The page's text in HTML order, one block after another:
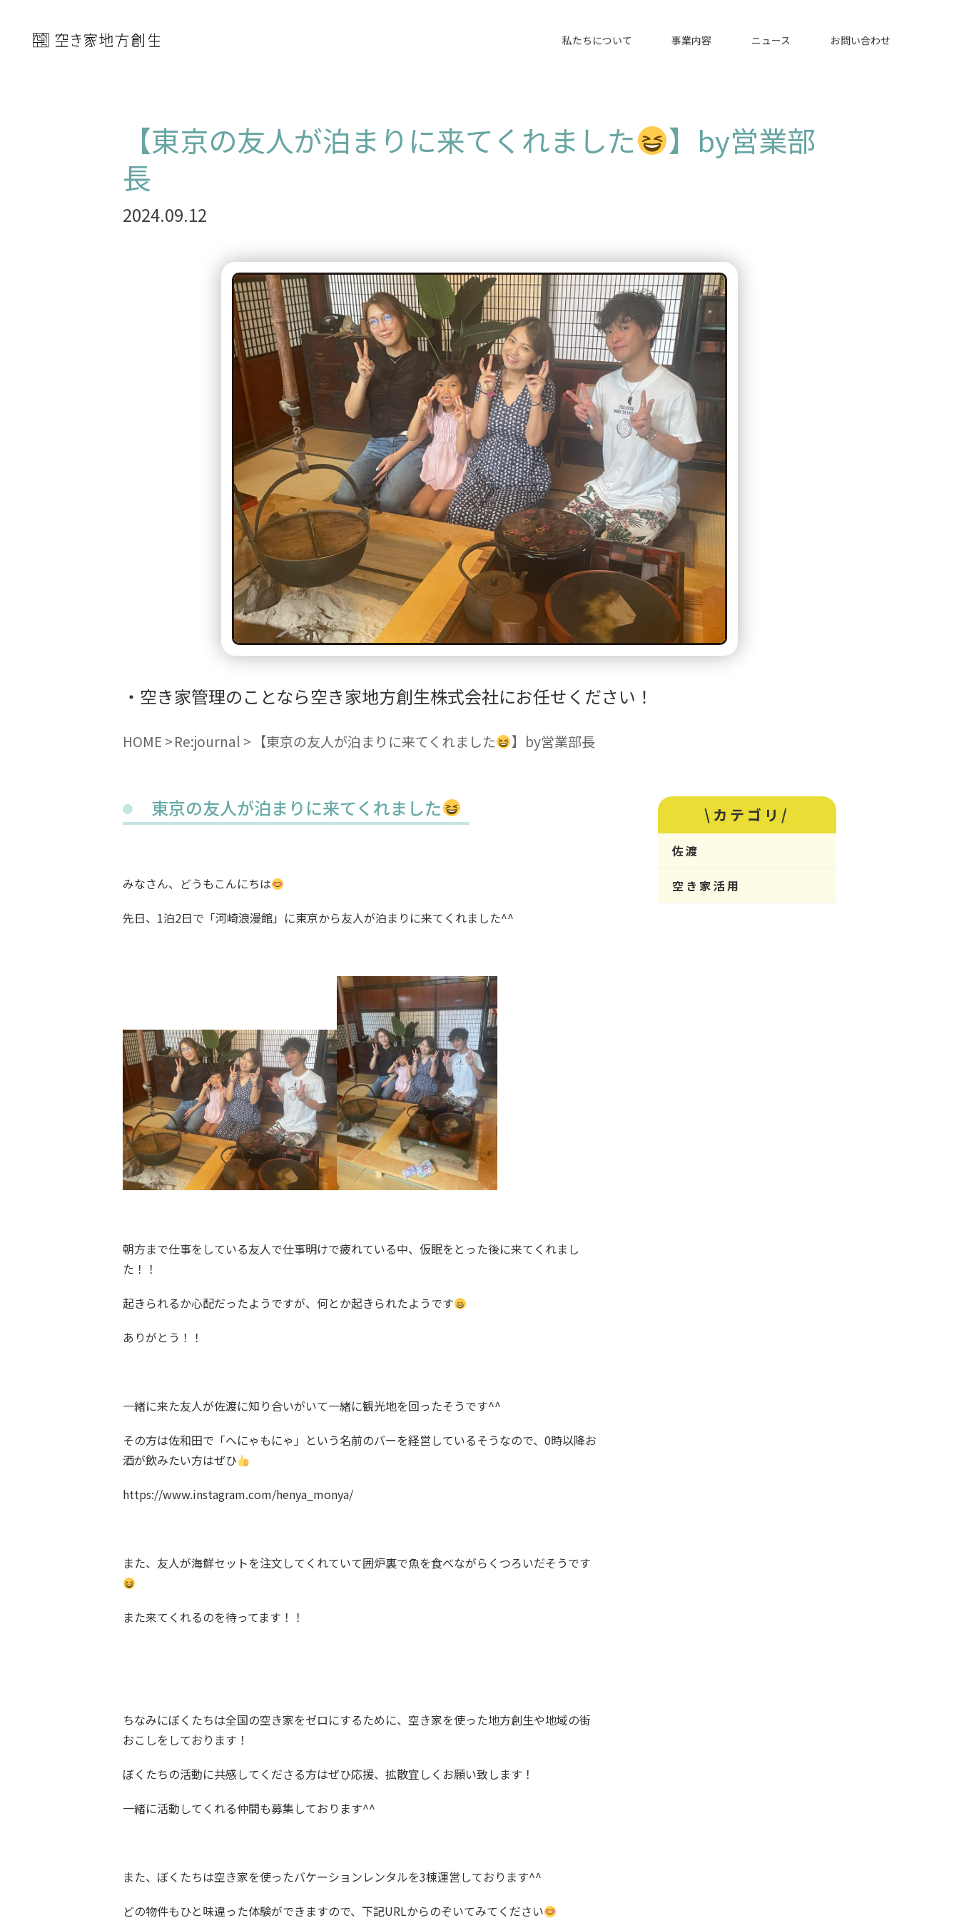
私たちについて 事業内容 ニュース お問い合わせ
【東京の友人が泊まりに来てくれました
】by営業部
長
2024.09.12
空き家管理のことなら空き家地方創生株式会社にお任せください！
HOME Re:journal 【東京の友人が泊まりに来てくれました 】by営業部長
東京の友人が泊まりに来てくれました
みなさん、どうもこんにちは
先日、1泊2日で「河崎浪漫館」に東京から友人が泊まりに来てくれました^^
朝方まで仕事をしている友人で仕事明けで疲れている中、仮眠をとった後に来てくれまし
た！！
起きられるか心配だったようですが、何とか起きられたようです
ありがとう！！
一緒に来た友人が佐渡に知り合いがいて一緒に観光地を回ったそうです^^
その方は佐和田で「へにゃもにゃ」という名前のバーを経営しているそうなので、0時以降お
酒が飲みたい方はぜひ
https://www.instagram.com/henya_monya/
また、友人が海鮮セットを注文してくれていて囲炉裏で魚を食べながらくつろいだそうです
また来てくれるのを待ってます！！
ちなみにぼくたちは全国の空き家をゼロにするために、空き家を使った地方創生や地域の街
おこしをしております！
ぼくたちの活動に共感してくださる方はぜひ応援、拡散宜しくお願い致します！
一緒に活動してくれる仲間も募集しております^^
また、ぼくたちは空き家を使ったバケーションレンタルを3棟運営しております^^
どの物件もひと味違った体験ができますので、下記URLからのぞいてみてください
\カテゴリ/
佐渡
空き家活用